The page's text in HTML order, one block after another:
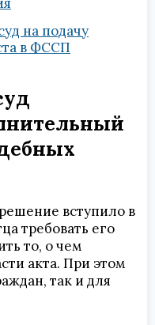
на подачу
в ФССП
вступило в
требовать его
то, о чем
акта. При этом
так и для